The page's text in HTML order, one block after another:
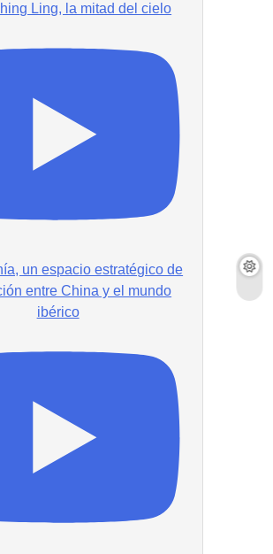
Ling, la mitad del cielo
un espacio estratégico de
entre China y el mundo
ibérico